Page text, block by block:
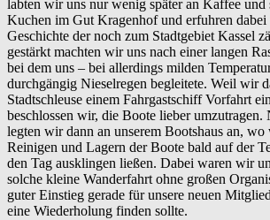
labten wir uns nur wenig später an Kaffee und
Kuchen im Gut Kragenhof und erfuhren
Geschichte der noch zum Stadtgebiet Kassel
gestärkt machten wir uns nach einer langen
bei dem uns – bei allerdings milden
durchgängig Nieselregen begleitete. Weil wir
Stadtschleuse einem Fahrgastschiff Vorfahrt
beschlossen wir, die Boote lieber umzutragen.
legten wir dann an unserem Bootshaus an, wo
Reinigen und Lagern der Boote bald auf der
den Tag ausklingen ließen. Dabei waren wir
solche kleine Wanderfahrt ohne großen
guter Einstieg gerade für unsere neuen
eine Wiederholung finden sollte.